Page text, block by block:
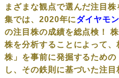
まざまな観点で選んだ注目
集では、2020年にダイヤモ
の注目株の成績を総点検！
株を分析することによって
株」を事前に発掘するため
し、その鉄則に基づいた注目